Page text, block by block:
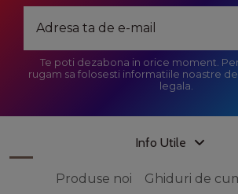
Te poti dezabona in orice moment.
rugam sa folosesti informatiile noastre
legala.
Info Utile
Produse noi
Ghiduri de